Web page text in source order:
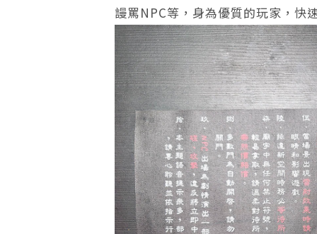
謾罵NPC等，身為優質的玩家，快